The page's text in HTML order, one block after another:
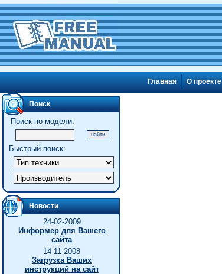
Главная О проекте
Поиск
Поиск по модели:
Быстрый поиск:
Новости
24-02-2009
Информер для Вашего
сайта
14-11-2008
Загрузка Ваших
инструкций на сайт